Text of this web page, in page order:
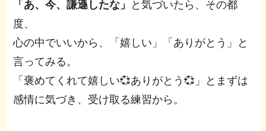
「あ、今、謙遜したな」
と気づいたら、その都
度、
心の中でいいから、「嬉しい」「ありがとう」と
言ってみる。
「褒めてくれて嬉しい💞ありがとう💞」とまずは
感情に気づき、受け取る練習から。